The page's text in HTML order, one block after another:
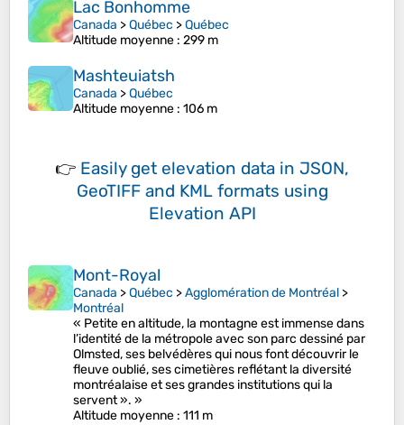
Lac Bonhomme
Canada >Québec >Québec
Altitude moyenne : 299 m
Mashteuiatsh
Canada >Québec
Altitude moyenne : 106 m
👉 Easily get elevation data in JSON,
GeoTIFF and KML formats using
Elevation API
Mont-Royal
Canada >Québec >Agglomération de Montréal >
Montréal
« Petite en altitude, la montagne est immense dans
l’identité de la métropole avec son parc dessiné par
Olmsted, ses belvédères qui nous font découvrir le
fleuve oublié, ses cimetières reflétant la diversité
montréalaise et ses grandes institutions qui la
servent ». »
Altitude moyenne : 111 m